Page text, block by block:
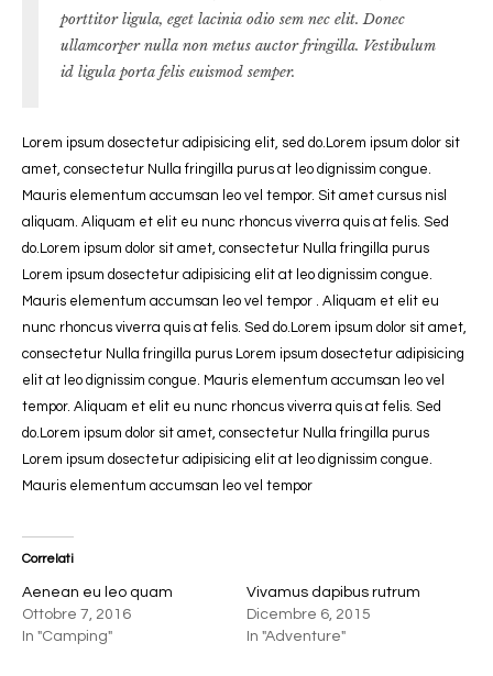
porttitor ligula, eget lacinia odio sem nec elit. Donec
ullamcorper nulla non metus auctor fringilla. Vestibulum
id ligula porta felis euismod semper.
Lorem ipsum dosectetur adipisicing elit, sed do.Lorem ipsum dolor sit
amet, consectetur Nulla fringilla purus at leo dignissim congue.
Mauris elementum accumsan leo vel tempor. Sit amet cursus nisl
aliquam. Aliquam et elit eu nunc rhoncus viverra quis at felis. Sed
do.Lorem ipsum dolor sit amet, consectetur Nulla fringilla purus
Lorem ipsum dosectetur adipisicing elit at leo dignissim congue.
Mauris elementum accumsan leo vel tempor . Aliquam et elit eu
nunc rhoncus viverra quis at felis. Sed do.Lorem ipsum dolor sit amet,
consectetur Nulla fringilla purus Lorem ipsum dosectetur adipisicing
elit at leo dignissim congue. Mauris elementum accumsan leo vel
tempor. Aliquam et elit eu nunc rhoncus viverra quis at felis. Sed
do.Lorem ipsum dolor sit amet, consectetur Nulla fringilla purus
Lorem ipsum dosectetur adipisicing elit at leo dignissim congue.
Mauris elementum accumsan leo vel tempor
Correlati
Aenean eu leo quam
Ottobre 7, 2016
In "Camping"
Vivamus dapibus rutrum
Dicembre 6, 2015
In "Adventure"